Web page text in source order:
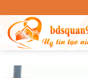
nội
dung